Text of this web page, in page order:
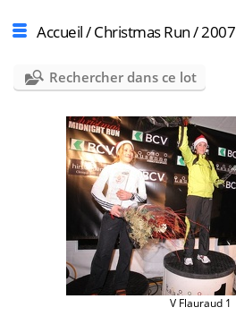
Accueil/Christmas Run/2007
Rechercher dans ce lot
V Flauraud 1